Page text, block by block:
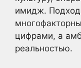
имидж.
цифрами, а
реальностью.